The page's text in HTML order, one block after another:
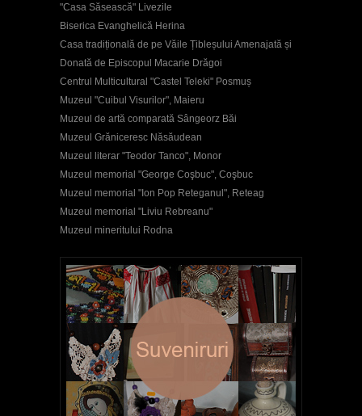
"Casa Săsească" Livezile
Biserica Evanghelică Herina
Casa tradițională de pe Văile Țibleșului Amenajată și
Donată de Episcopul Macarie Drăgoi
Centrul Multicultural "Castel Teleki" Posmuș
Muzeul "Cuibul Visurilor", Maieru
Muzeul de artă comparată Sângeorz Băi
Muzeul Grăniceresc Năsăudean
Muzeul literar "Teodor Tanco", Monor
Muzeul memorial "George Coşbuc", Coşbuc
Muzeul memorial "Ion Pop Reteganul", Reteag
Muzeul memorial "Liviu Rebreanu"
Muzeul mineritului Rodna